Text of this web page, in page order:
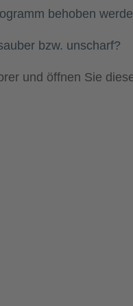
behoben
bzw. unscharf?
und öffnen Sie